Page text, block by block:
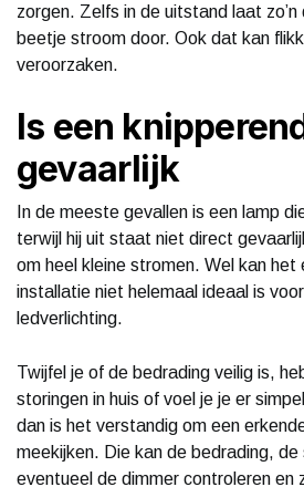
zorgen. Zelfs in de uitstand laat
beetje stroom door. Ook dat kan
veroorzaken.
Is een
gevaarlijk
In de meeste gevallen is een lamp
terwijl hij uit staat niet direct
om heel kleine stromen. Wel kan het
installatie niet helemaal ideaal is
ledverlichting.
Twijfel je of de bedrading veilig is,
storingen in huis of voel je je er
dan is het verstandig om een
meekijken. Die kan de bedrading, de
eventueel de dimmer controleren en